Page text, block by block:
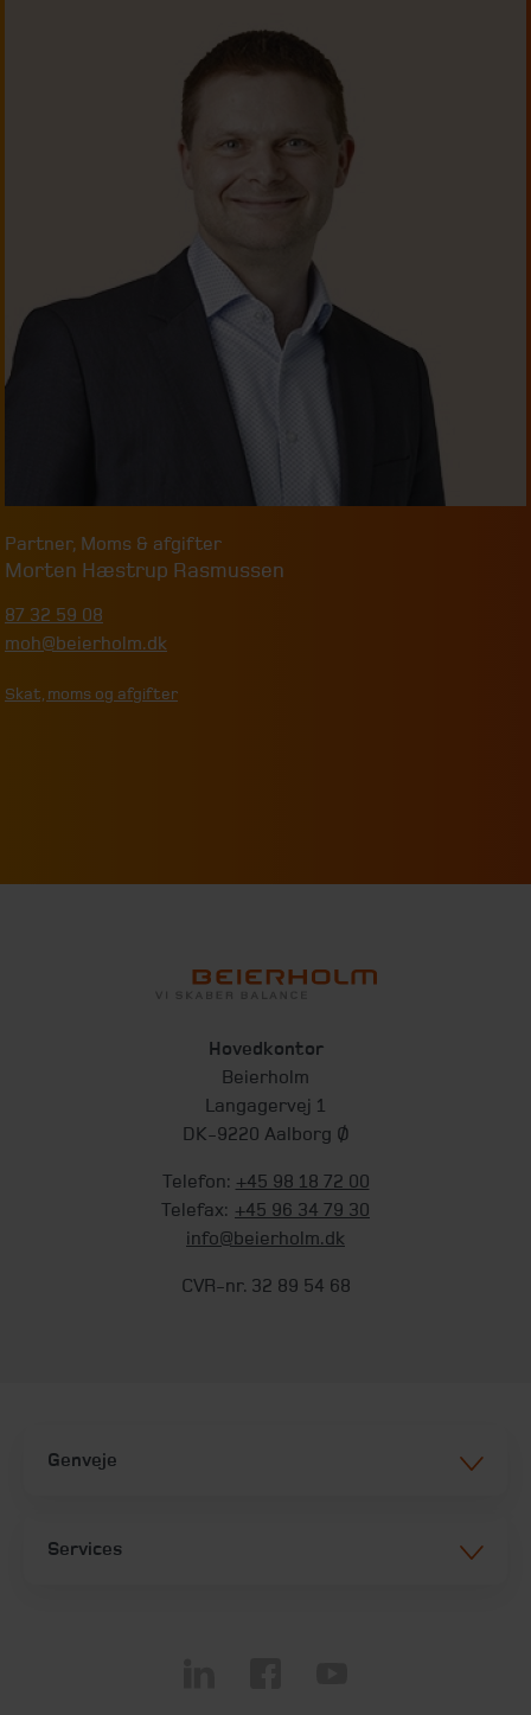
Partner, Moms & afgifter
Morten Hæstrup Rasmussen
87 32 59 08
moh@beierholm.dk
Skat, moms og afgifter
Hovedkontor
Beierholm
Langagervej 1
DK-9220 Aalborg Ø
Telefon: +45 98 18 72 00
Telefax: +45 96 34 79 30
info@beierholm.dk
CVR-nr. 32 89 54 68
Genveje
Services